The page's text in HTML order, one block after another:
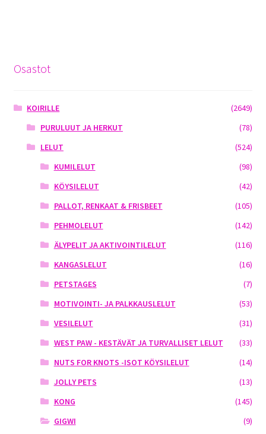
Osastot
KOIRILLE
(2649)
PURULUUT JA HERKUT
(78)
LELUT
(524)
KUMILELUT
(98)
KÖYSILELUT
(42)
PALLOT, RENKAAT & FRISBEET
(105)
PEHMOLELUT
(142)
ÄLYPELIT JA AKTIVOINTILELUT
(116)
KANGASLELUT
(16)
PETSTAGES
(7)
MOTIVOINTI- JA PALKKAUSLELUT
(53)
VESILELUT
(31)
WEST PAW - KESTÄVÄT JA TURVALLISET LELUT
(33)
NUTS FOR KNOTS -ISOT KÖYSILELUT
(14)
JOLLY PETS
(13)
KONG
(145)
GIGWI
(9)